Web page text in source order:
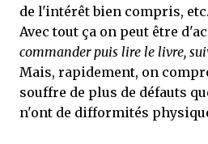
de l'intérêt bien compris, etc.
Avec tout ça on peut être
commander puis lire le livre,
Mais, rapidement, on
souffre de plus de défauts
n'ont de difformités